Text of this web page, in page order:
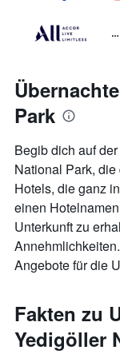
Park
Begib dich auf
National Park,
Hotels, die ganz
einen
Unterkunft zu
Angebote für die
Fakten zu
Yedigöller